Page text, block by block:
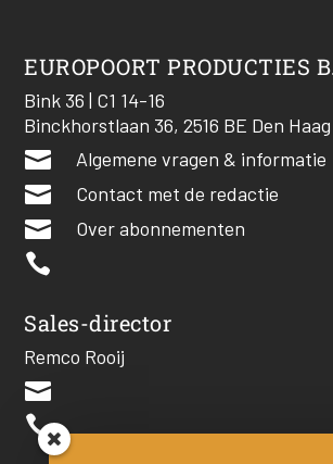
EUROPOORT PRODUCTIES
Bink 36 | C1 14-16
Binckhorstlaan 36, 2516 BE Den Haag
 Algemene vragen & informatie
 Contact met de redactie
 Over abonnementen

Sales-director
Remco Rooij

